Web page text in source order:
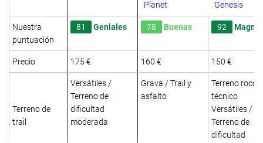
Planet
Genesis
Nuestra
puntuación
81 Geniales 78 Buenas 92
Precio 175 € 160 € 150 €
Terreno de
trail
Versátiles /
Terreno de
dificultad
moderada
Grava / Trail y
asfalto
Terreno
técnico
Versátiles /
Terreno de
dificultad